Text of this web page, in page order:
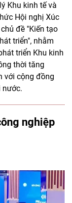
Khu kinh tế và
Hội nghị Xúc
đề "Kiến tạo
triển", nhằm
triển Khu kinh
thời tăng
với cộng đồng
nước.
nghiệp